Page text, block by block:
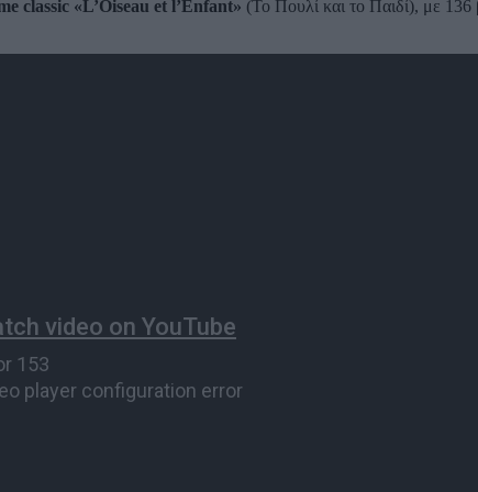
classic «L’Oiseau et l’Enfant» (Το Πουλί και το Παιδί), με 136